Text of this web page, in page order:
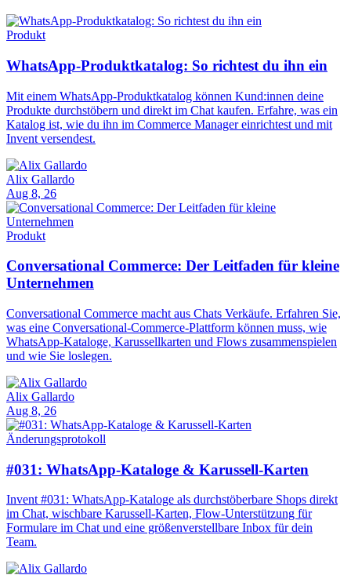
Produkt
WhatsApp-Produktkatalog: So richtest du ihn ein
Mit einem WhatsApp-Produktkatalog können Kund:innen deine
Produkte durchstöbern und direkt im Chat kaufen. Erfahre, was ein
Katalog ist, wie du ihn im Commerce Manager einrichtest und mit
Invent versendest.
Alix Gallardo
Aug 8, 26
Produkt
Conversational Commerce: Der Leitfaden für kleine
Unternehmen
Conversational Commerce macht aus Chats Verkäufe. Erfahren Sie,
was eine Conversational-Commerce-Plattform können muss, wie
WhatsApp-Kataloge, Karussellkarten und Flows zusammenspielen
und wie Sie loslegen.
Alix Gallardo
Aug 8, 26
Änderungsprotokoll
#031: WhatsApp-Kataloge & Karussell-Karten
Invent #031: WhatsApp-Kataloge als durchstöberbare Shops direkt
im Chat, wischbare Karussell-Karten, Flow-Unterstützung für
Formulare im Chat und eine größenverstellbare Inbox für dein
Team.